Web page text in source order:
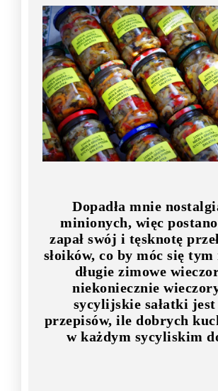
Dopadła mnie
minionych, więc
zapał swój i tęsknotę
słoików, co by móc się
długie zimowe
niekoniecznie
sycylijskie sałatki
przepisów, ile dobrych
w każdym sycyliskim